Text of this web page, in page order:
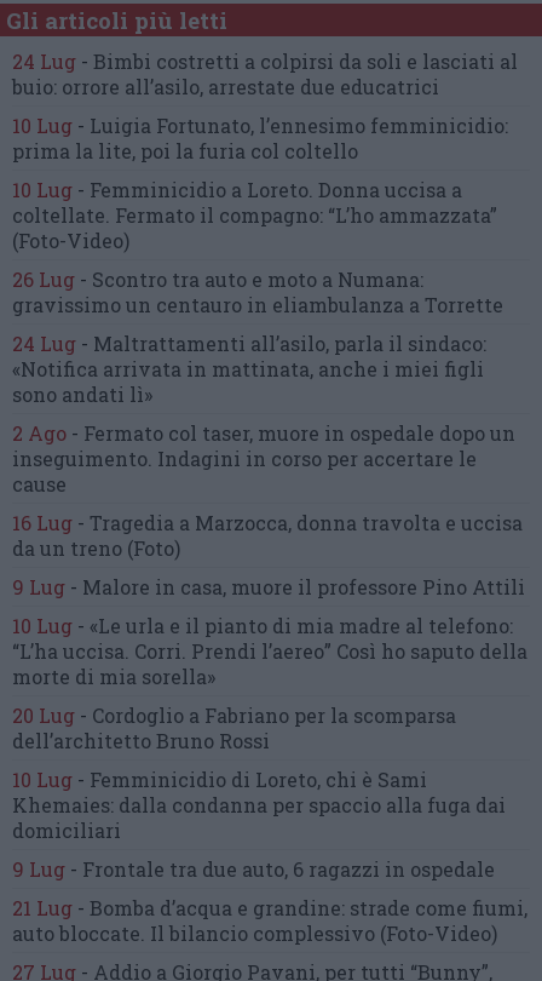
Gli articoli più letti
24 Lug - Bimbi costretti a colpirsi da soli e lasciati al
buio: orrore all’asilo, arrestate due educatrici
10 Lug - Luigia Fortunato, l’ennesimo femminicidio:
prima la lite, poi la furia col coltello
10 Lug - Femminicidio a Loreto. Donna uccisa a
coltellate. Fermato il compagno: “L’ho ammazzata”
(Foto-Video)
26 Lug - Scontro tra auto e moto a Numana:
gravissimo un centauro in eliambulanza a Torrette
24 Lug - Maltrattamenti all’asilo, parla il sindaco:
«Notifica arrivata in mattinata, anche i miei figli
sono andati lì»
2 Ago - Fermato col taser, muore in ospedale dopo un
inseguimento. Indagini in corso per accertare le
cause
16 Lug - Tragedia a Marzocca, donna travolta e uccisa
da un treno (Foto)
9 Lug - Malore in casa, muore il professore Pino Attili
10 Lug - «Le urla e il pianto di mia madre al telefono:
“L’ha uccisa. Corri. Prendi l’aereo” Così ho saputo della
morte di mia sorella»
20 Lug - Cordoglio a Fabriano per la scomparsa
dell’architetto Bruno Rossi
10 Lug - Femminicidio di Loreto, chi è Sami
Khemaies: dalla condanna per spaccio alla fuga dai
domiciliari
9 Lug - Frontale tra due auto, 6 ragazzi in ospedale
21 Lug - Bomba d’acqua e grandine: strade come fiumi,
auto bloccate. Il bilancio complessivo (Foto-Video)
27 Lug - Addio a Giorgio Pavani, per tutti “Bunny”,